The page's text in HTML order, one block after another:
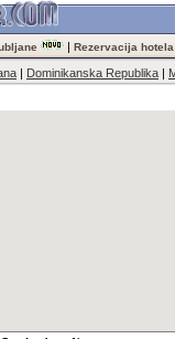
| Rezervacija hotela
| Dominikanska Republika |